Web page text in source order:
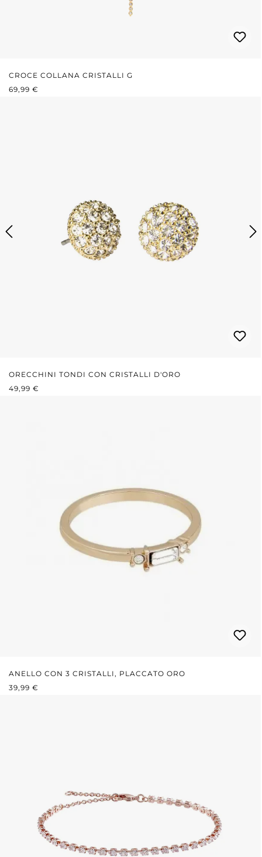
CROCE COLLANA CRISTALLI G
PREZZO NORMALE:
69,99 €
ORECCHINI TONDI CON CRISTALLI D'ORO
PREZZO NORMALE:
49,99 €
ANELLO CON 3 CRISTALLI, PLACCATO ORO
PREZZO NORMALE:
39,99 €